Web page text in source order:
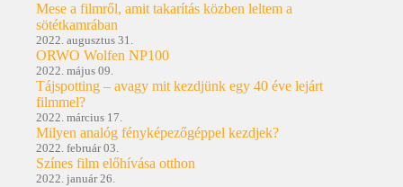
Mese a filmről, amit takarítás közben leltem a
sötétkamrában
2022. augusztus 31.
ORWO Wolfen NP100
2022. május 09.
Tájspotting – avagy mit kezdjünk egy 40 éve lejárt
filmmel?
2022. március 17.
Milyen analóg fényképezőgéppel kezdjek?
2022. február 03.
Színes film előhívása otthon
2022. január 26.